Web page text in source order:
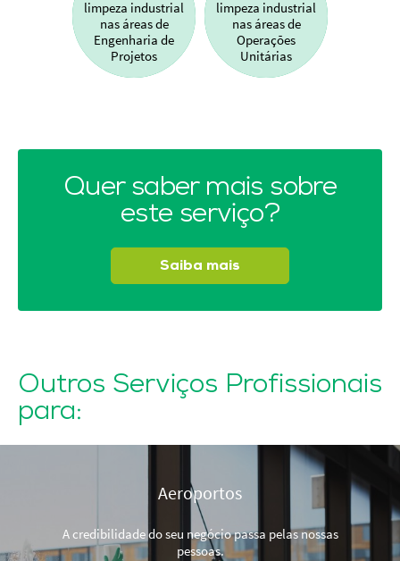
limpeza industrial
nas áreas de
Engenharia de
Projetos
limpeza industrial
nas áreas de
Operações
Unitárias
Quer saber mais sobre
este serviço?
Saiba mais
Outros Serviços Profissionais
para:
Aeroportos
A credibilidade do seu negócio passa pelas nossas
pessoas.